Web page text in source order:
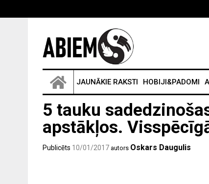
JAUNĀKIE RAKSTI HOBIJI&PADOMI
5 tauku
apstākļos.
Publicēts 10/01/2017 autors Oskars Daugulis